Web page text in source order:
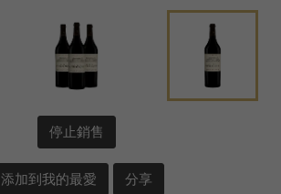
停止銷售
添加到我的最愛 分享